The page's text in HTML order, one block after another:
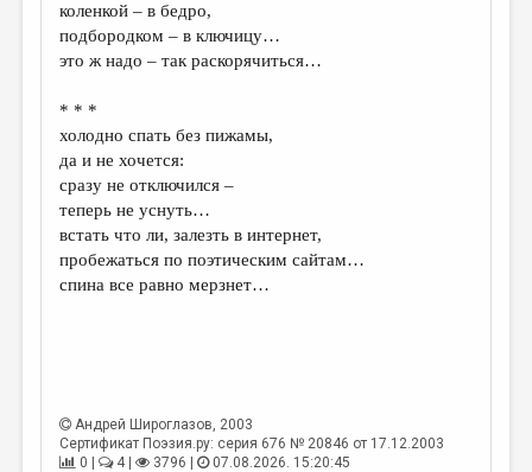
ЦИКЛЫ ПУБЛИКАЦИЙ
ТРЕДИАКОВСКИЙ
МЕДИА
ВКОНТАКТЕ
коленкой – в бедро,
подбородком – в ключицу…
это ж надо – так раскорячиться…
* * *
холодно спать без пижамы,
да и не хочется:
сразу не отключился –
теперь не уснуть…
встать что ли, залезть в интернет,
пробежаться по поэтическим сайтам…
спина все равно мерзнет…
Андрей Широглазов, 2003
Сертификат Поэзия.ру: серия 676 № 20846 от 17.12.2003
0 |
4 | 3796 |
07.08.2026. 15:20:45